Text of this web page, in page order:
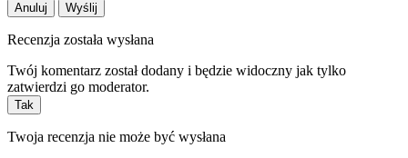
Anuluj Wyślij
Recenzja została wysłana
Twój komentarz został dodany i będzie widoczny jak tylko
zatwierdzi go moderator.
Tak
Twoja recenzja nie może być wysłana